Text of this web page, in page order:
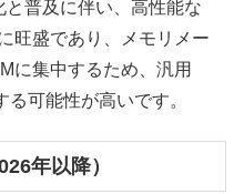
と普及に伴い、高性能な
旺盛であり、メモリメー
に集中するため、汎用
可能性が高いです。
年以降）